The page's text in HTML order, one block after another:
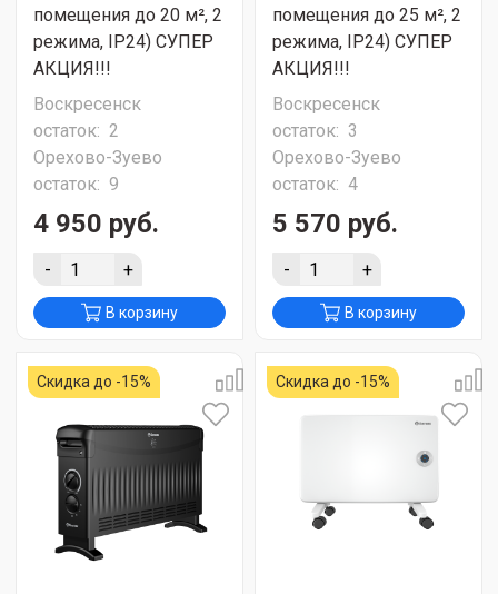
помещения до 20 м², 2
режима, IP24) СУПЕР
АКЦИЯ!!!
Воскресенск
остаток: 2
Орехово-Зуево
остаток: 9
4 950 руб.
- +
В корзину
помещения до 25 м², 2
режима, IP24) СУПЕР
АКЦИЯ!!!
Воскресенск
остаток: 3
Орехово-Зуево
остаток: 4
5 570 руб.
- +
В корзину
Скидка до -15% Скидка до -15%